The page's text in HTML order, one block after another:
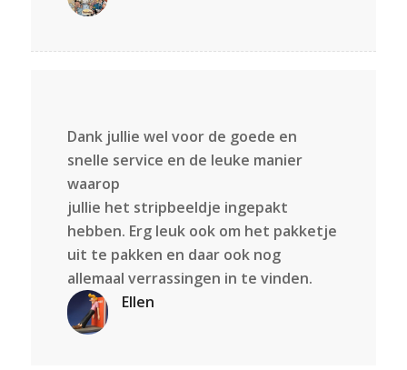
Dank jullie wel voor de goede en
snelle service en de leuke manier
waarop
jullie het stripbeeldje ingepakt
hebben. Erg leuk ook om het pakketje
uit te pakken en daar ook nog
allemaal verrassingen in te vinden.
Ellen